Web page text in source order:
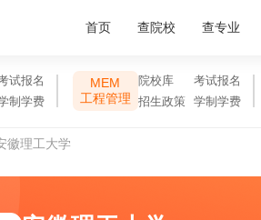
首页 查院校 查专业
试报名
制学费
MEM
工程管理
院校库
考试报名
招生政策
学制学费
徽理工大学